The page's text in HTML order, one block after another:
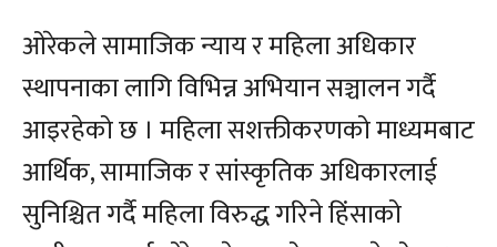
ओरेकले सामाजिक न्याय र महिला अधिकार
स्थापनाका लागि विभिन्न अभियान सञ्चालन गर्दै
आइरहेको छ । महिला सशक्तीकरणको माध्यमबाट
आर्थिक, सामाजिक र सांस्कृतिक अधिकारलाई
सुनिश्चित गर्दै महिला विरुद्ध गरिने हिंसाको